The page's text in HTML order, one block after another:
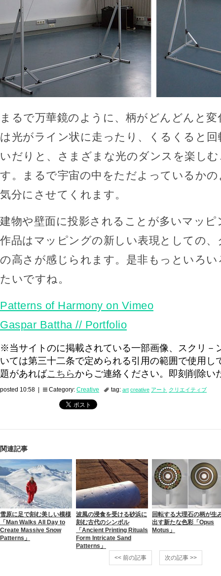
まるで万華鏡のように、柄がどんどんと
は光がライン状に走ったり、くるくると
いだりと、さまざまな光のダンスを楽し
す。まるで宇宙の中をただよっているか
気分にさせてくれます。
建物や壁面に投影されることが多いマッ
作品はマッピングの新しい表現としての
の高さが感じられます。是非もっといろ
たいですね。
Patterns of Harmony on Vimeo
Gaspar Battha // Portfolio
※当サイトのに掲載されている一部画像、スクリ－
いては第三十二条で定められる引用の範囲で使用し
題があればこちらからご連絡ください。即刻削除い
posted 10:58 | Category: Creative tag: art creative アート クリエイティブ
関連記事
雪原に足で刻む美しい模様
「Man Walks All Day to
Create Massive Snow
Patterns」
波風の浸食を受ける砂浜に
刻む古代のシンボル
「Ancient Printing Rituals
Form Intricate Sand
Patterns」
回転する大理石の柄が生
出す新たな色彩「Opus
Motus」
<< 前の記事 次の記事 >>